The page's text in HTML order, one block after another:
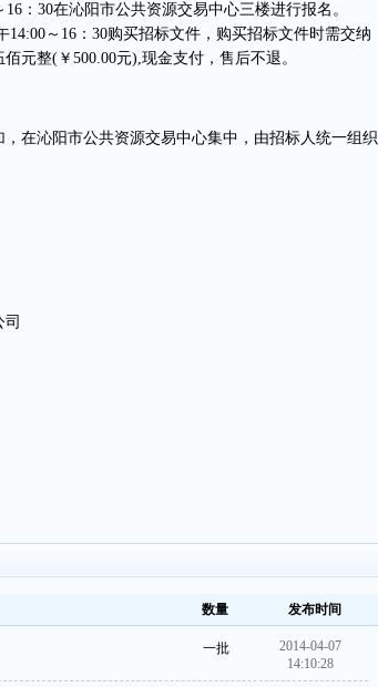
：30在沁阳市公共资源交易中心三楼进行报名。
14:00～16：30购买招标文件，购买招标文件时需交纳
元整(￥500.00元),现金支付，售后不退。
在沁阳市公共资源交易中心集中，由招标人统一组织
数量 发布时间
一批
2014-04-07
14:10:28